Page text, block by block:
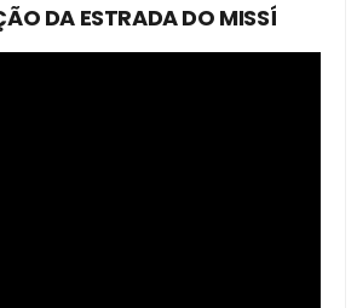
DA ESTRADA DO MISSÍ